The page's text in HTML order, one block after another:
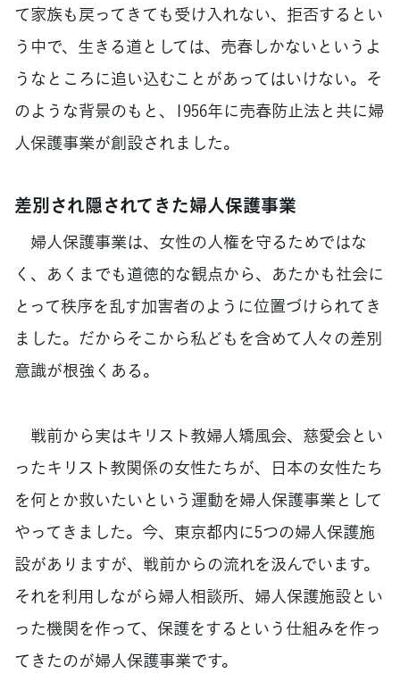
て家族も戻ってきても受け入れない、拒否するとい
う中で、生きる道としては、売春しかないというよ
うなところに追い込むことがあってはいけない。そ
のような背景のもと、1956年に売春防止法と共に婦
人保護事業が創設されました。
差別され隠されてきた婦人保護事業
婦人保護事業は、女性の人権を守るためではな
く、あくまでも道徳的な観点から、あたかも社会に
とって秩序を乱す加害者のように位置づけられてき
ました。だからそこから私どもを含めて人々の差別
意識が根強くある。
戦前から実はキリスト教婦人矯風会、慈愛会とい
ったキリスト教関係の女性たちが、日本の女性たち
を何とか救いたいという運動を婦人保護事業として
やってきました。今、東京都内に5つの婦人保護施
設がありますが、戦前からの流れを汲んでいます。
それを利用しながら婦人相談所、婦人保護施設とい
った機関を作って、保護をするという仕組みを作っ
てきたのが婦人保護事業です。